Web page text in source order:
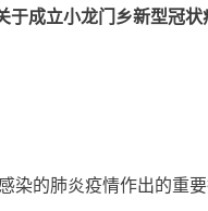
于成立小龙门乡新型冠
染的肺炎疫情作出的重